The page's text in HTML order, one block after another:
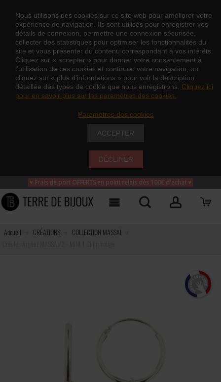
Nous utilisons des cookies sur ce site web pour améliorer votre
expérience de navigation. Ils sont utilisés pour enregistrer vos
détails de connexion, permettre une connexion sécurisée,
collecter des statistiques pour optimiser les fonctionnalités du
site et vous présenter du contenu correspondant à vos intérêts.
Cliquez sur « accepter » pour donner votre consentement à
l’utilisation de ces cookies et continuer votre navigation, ou
cliquez sur « plus d’informations » pour voir la description
détaillée des types de cookie que nous enregistrons. Cliquez ici
pour en savoir plus sur les paramètres des cookies.
Paramètres des cookies
ACCEPTER
DÉCLINER
♥ Frais de port OFFERTS en point relais dès 100€ d'achat ♥
Accueil CRÉATIONS
COLLECTION MASSAÏ